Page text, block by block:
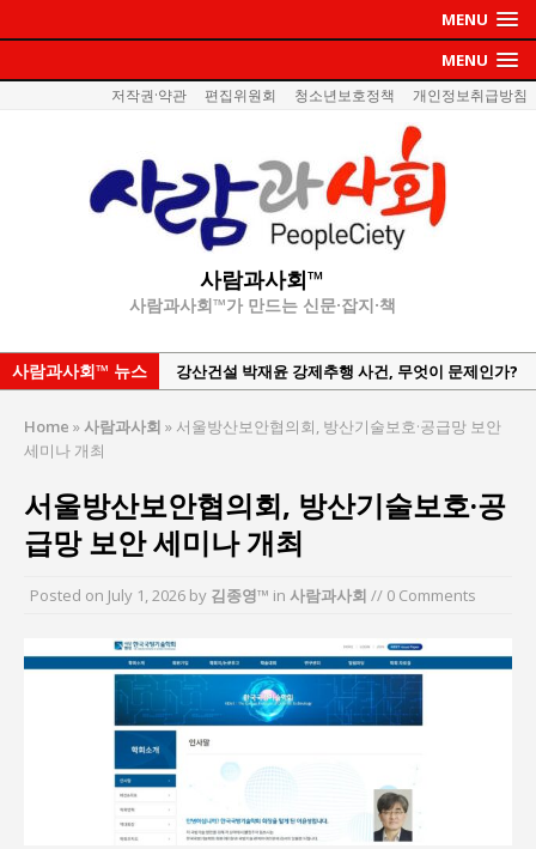
MENU
MENU
저작권·약관 편집위원회 청소년보호정책 개인정보취급방침
사람과사회™
사람과사회™가 만드는 신문·잡지·책
사람과사회™ 뉴스
강산건설 박재윤 강제추행 사건, 무엇이 문제인가?
서효석 충청향우회중앙회 총재 취임 논란 확산
지방의회 공약은 ‘빛 좋은 개살구’인가?
김종대, “현대전, 강한 군대도 약해질 수 있다”
이홍원 작가, 생활문화상품 4종 판매
Home »사람과사회 » 서울방산보안협의회, 방산기술보호·공급망 보안
세미나 개최
서울방산보안협의회, 방산기술보호·공
급망 보안 세미나 개최
Posted on July 1, 2026 by 김종영™ in 사람과사회 // 0 Comments